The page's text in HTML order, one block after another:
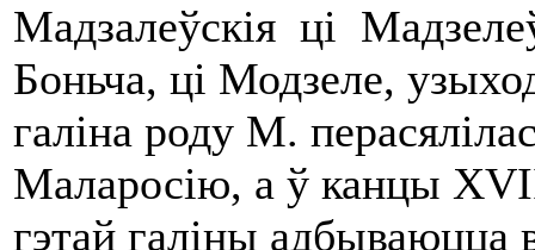
Мадзалеўскія ці
Боньча, ці Модзеле,
галіна роду М.
Маларосію, а ў канцы
гэтай галіны адбываюцца